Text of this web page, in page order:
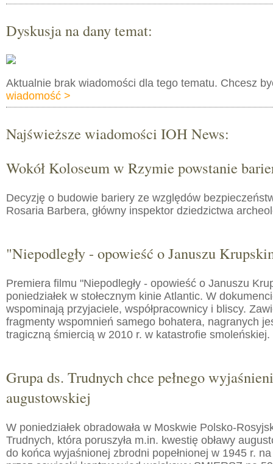
Dyskusja na dany temat:
Aktualnie brak wiadomości dla tego tematu. Chcesz
wiadomość >
Najświeższe wiadomości IOH News:
Wokół Koloseum w Rzymie powstanie
Decyzję o budowie bariery ze względów
Rosaria Barbera, główny inspektor dziedzictwa
"Niepodległy - opowieść o Januszu
Premiera filmu "Niepodległy - opowieść o Januszu
poniedziałek w stołecznym kinie Atlantic. W
wspominają przyjaciele, współpracownicy i bliscy.
fragmenty wspomnień samego bohatera, nagranych
tragiczną śmiercią w 2010 r. w katastrofie smoleńskiej.
Grupa ds. Trudnych chce pełnego
augustowskiej
W poniedziałek obradowała w Moskwie Polsko-
Trudnych, która poruszyła m.in. kwestię obławy
do końca wyjaśnionej zbrodni popełnionej w 1945 r.